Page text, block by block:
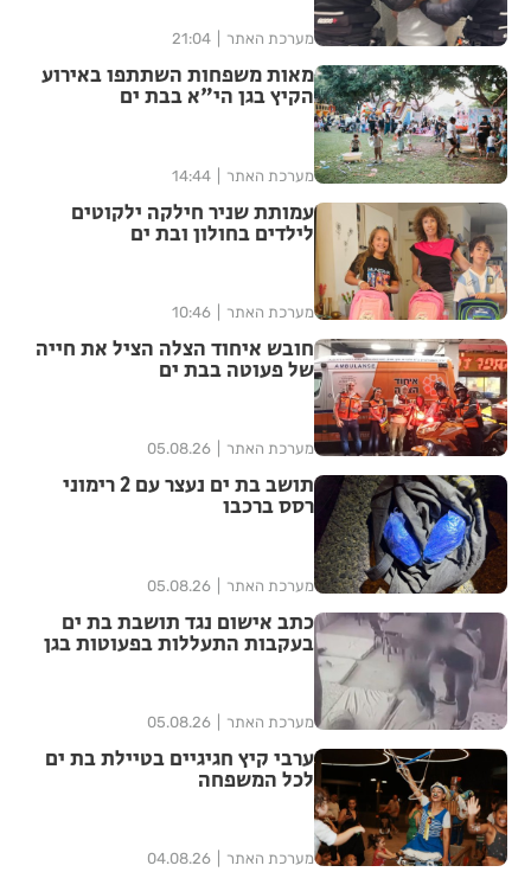
מערכת האתר 21:04
מאות משפחות השתתפו באירוע
הקיץ בגן הי"א בבת ים
מערכת האתר 14:44
עמותת שניר חילקה ילקוטים
לילדים בחולון ובת ים
מערכת האתר 10:46
חובש איחוד הצלה הציל את חייה
של פעוטה בבת ים
מערכת האתר 05.08.26
תושב בת ים נעצר עם 2 רימוני
רסס ברכבו
מערכת האתר 05.08.26
כתב אישום נגד תושבת בת ים
בעקבות התעללות בפעוטות בגן
מערכת האתר 05.08.26
ערבי קיץ חגיגיים בטיילת בת ים
לכל המשפחה
מערכת האתר 04.08.26